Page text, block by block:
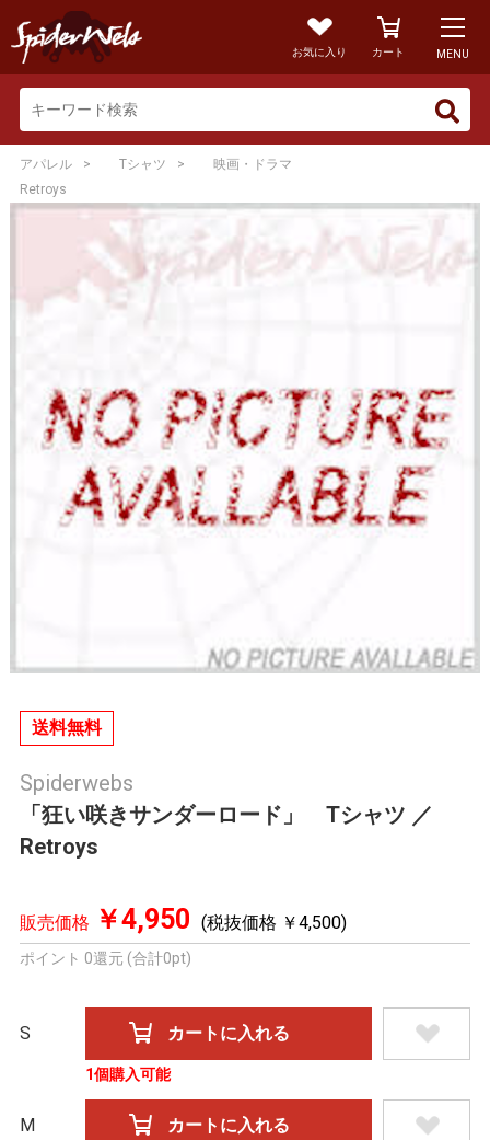
お気に入り カート MENU
アパレル Tシャツ
映画・ドラマ
Retroys
送料無料
Spiderwebs
「狂い咲きサンダーロード」 Tシャツ ／
Retroys
販売価格 ￥4,950 (税抜価格 ￥4,500)
ポイント 0還元 (合計0pt)
S
1個購入可能
M